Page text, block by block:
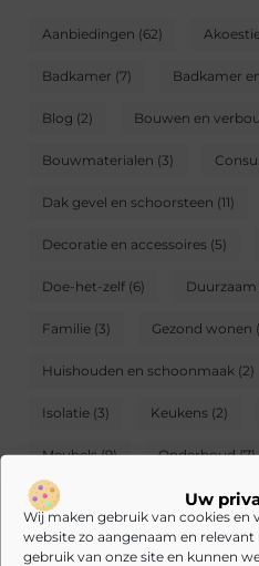
Uw
Wij maken gebruik van cookies en
website zo aangenaam en
gebruik van onze site en kunnen
Aanbiedingen (62)
Badkamer (7) Badkamer
Blog (2) Bouwen en
Bouwmaterialen (3)
Dak gevel en schoorsteen (11)
Decoratie en accessoires (5)
Doe-het-zelf (6)
Familie (3) Gezond wonen
Huishouden en schoonmaak (2)
Isolatie (3) Keukens (2)
Meubels(9) Onderhoud(7)
Raamdecoratie en zonwering(6)
Serre en overkapping(2)